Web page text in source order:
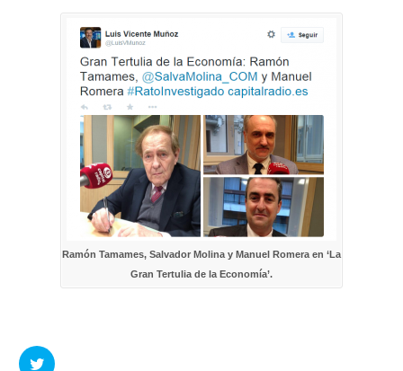
Ramón Tamames, Salvador Molina y Manuel Romera en ‘La
Gran Tertulia de la Economía’.